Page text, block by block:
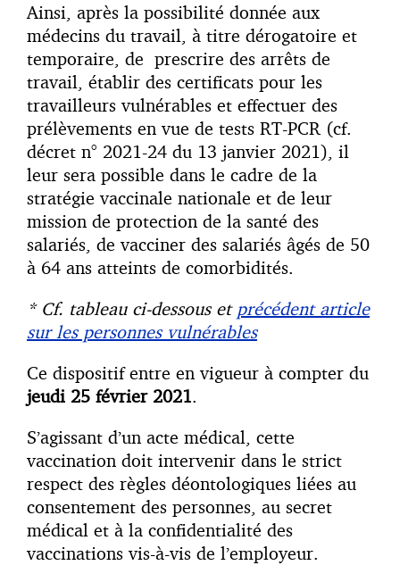
Ainsi, après la possibilité donnée aux
médecins du travail, à titre dérogatoire et
temporaire, de prescrire des arrêts de
travail, établir des certificats pour les
travailleurs vulnérables et effectuer des
prélèvements en vue de tests RT-PCR (cf.
décret n° 2021-24 du 13 janvier 2021), il
leur sera possible dans le cadre de la
stratégie vaccinale nationale et de leur
mission de protection de la santé des
salariés, de vacciner des salariés âgés de 50
à 64 ans atteints de comorbidités.
* Cf. tableau ci-dessous et précédent article
sur les personnes vulnérables
Ce dispositif entre en vigueur à compter du
jeudi 25 février 2021.
S’agissant d’un acte médical, cette
vaccination doit intervenir dans le strict
respect des règles déontologiques liées au
consentement des personnes, au secret
médical et à la confidentialité des
vaccinations vis-à-vis de l’employeur.